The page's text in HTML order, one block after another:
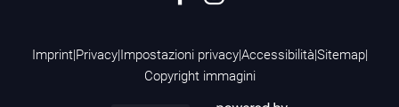
Imprint|Privacy|Impostazioni privacy|Accessibilità|Sitemap|
Copyright immagini